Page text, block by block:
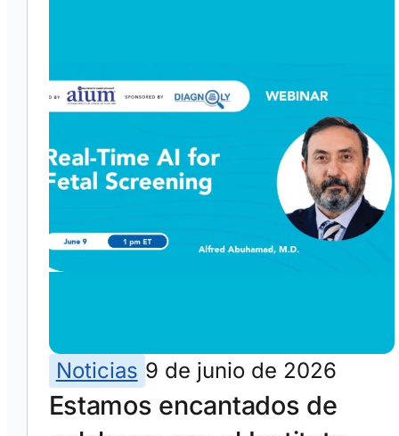
Noticias 9 de junio de 2026
Estamos encantados de